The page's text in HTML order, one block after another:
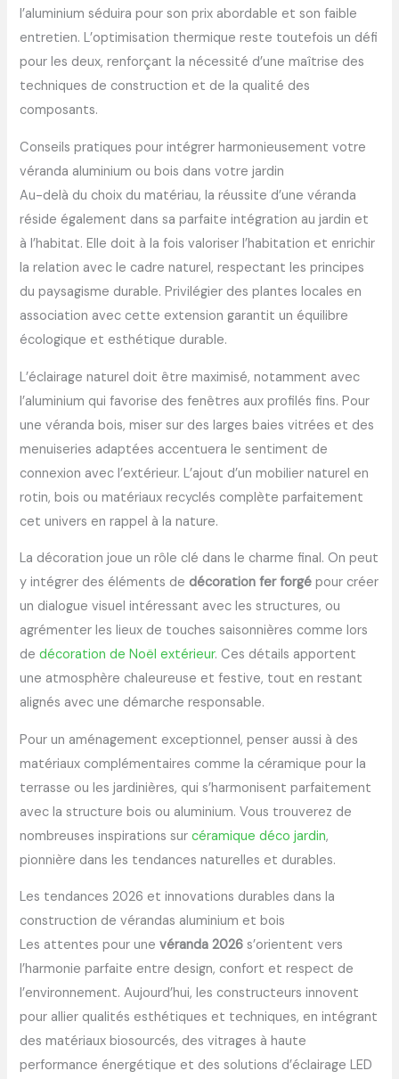
l’aluminium séduira pour son prix abordable et son faible
entretien. L’optimisation thermique reste toutefois un défi
pour les deux, renforçant la nécessité d’une maîtrise des
techniques de construction et de la qualité des
composants.
Conseils pratiques pour intégrer harmonieusement votre
véranda aluminium ou bois dans votre jardin
Au-delà du choix du matériau, la réussite d’une véranda
réside également dans sa parfaite intégration au jardin et
à l’habitat. Elle doit à la fois valoriser l’habitation et enrichir
la relation avec le cadre naturel, respectant les principes
du paysagisme durable. Privilégier des plantes locales en
association avec cette extension garantit un équilibre
écologique et esthétique durable.
L’éclairage naturel doit être maximisé, notamment avec
l’aluminium qui favorise des fenêtres aux profilés fins. Pour
une véranda bois, miser sur des larges baies vitrées et des
menuiseries adaptées accentuera le sentiment de
connexion avec l’extérieur. L’ajout d’un mobilier naturel en
rotin, bois ou matériaux recyclés complète parfaitement
cet univers en rappel à la nature.
La décoration joue un rôle clé dans le charme final. On peut
y intégrer des éléments dedécoration fer forgé pour créer
un dialogue visuel intéressant avec les structures, ou
agrémenter les lieux de touches saisonnières comme lors
dedécoration de Noël extérieur. Ces détails apportent
une atmosphère chaleureuse et festive, tout en restant
alignés avec une démarche responsable.
Pour un aménagement exceptionnel, penser aussi à des
matériaux complémentaires comme la céramique pour la
terrasse ou les jardinières, qui s’harmonisent parfaitement
avec la structure bois ou aluminium. Vous trouverez de
nombreuses inspirations surcéramique déco jardin,
pionnière dans les tendances naturelles et durables.
Les tendances 2026 et innovations durables dans la
construction de vérandas aluminium et bois
Les attentes pour unevéranda 2026 s’orientent vers
l’harmonie parfaite entre design, confort et respect de
l’environnement. Aujourd’hui, les constructeurs innovent
pour allier qualités esthétiques et techniques, en intégrant
des matériaux biosourcés, des vitrages à haute
performance énergétique et des solutions d’éclairage LED